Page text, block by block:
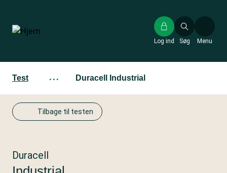
hovedindhold
Søg
Log ind Menu
Test ··· Duracell Industrial
Tilbage til testen
Duracell